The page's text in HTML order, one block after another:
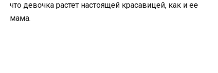
что девочка растет настоящей красавицей, как и ее
мама.